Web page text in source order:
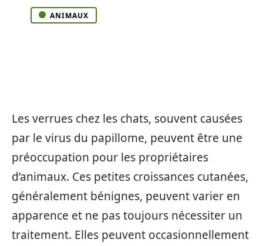
ANIMAUX
Les verrues chez les chats, souvent causées
par le virus du papillome, peuvent être une
préoccupation pour les propriétaires
d’animaux. Ces petites croissances cutanées,
généralement bénignes, peuvent varier en
apparence et ne pas toujours nécessiter un
traitement. Elles peuvent occasionnellement